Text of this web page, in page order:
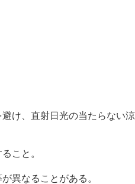
け、直射日光の当たらない
こと。
異なることがある。